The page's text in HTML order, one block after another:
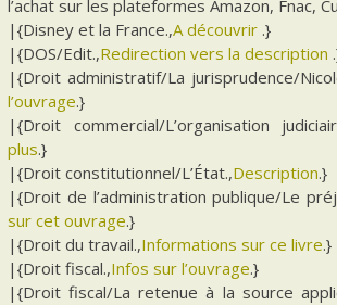
l’achat sur les plateformes Amazon, Fnac,
|{Disney et la France.,A découvrir .}
|{DOS/Edit.,Redirection vers la description
|{Droit administratif/La jurisprudence/
l’ouvrage.}
|{Droit commercial/L’organisation
plus.}
|{Droit constitutionnel/L’État.,Description.}
|{Droit de l’administration publique/Le
sur cet ouvrage.}
|{Droit du travail.,Informations sur ce livre.}
|{Droit fiscal.,Infos sur l’ouvrage.}
|{Droit fiscal/La retenue à la source